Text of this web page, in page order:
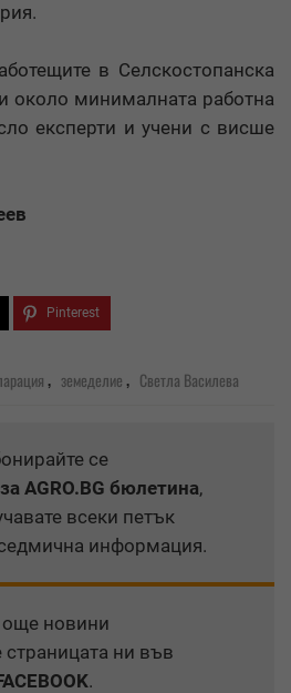
в Селскостопанска
около минималната работна
експерти и учени с висше
Pinterest
, земеделие, Светла Василева
се
за AGRO.BG бюлетина,
всеки петък
информация.
още новини
страницата ни във
.